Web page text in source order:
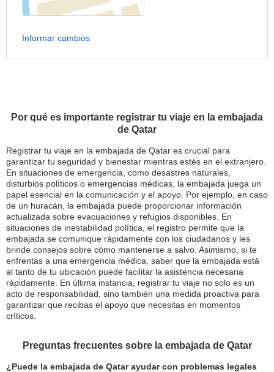
Por qué es importante registrar tu viaje en la embajada
de Qatar
Registrar tu viaje en la embajada de Qatar es crucial para
garantizar tu seguridad y bienestar mientras estés en el extranjero.
En situaciones de emergencia, como desastres naturales,
disturbios políticos o emergencias médicas, la embajada juega un
papel esencial en la comunicación y el apoyo. Por ejemplo, en caso
de un huracán, la embajada puede proporcionar información
actualizada sobre evacuaciones y refugios disponibles. En
situaciones de inestabilidad política, el registro permite que la
embajada se comunique rápidamente con los ciudadanos y les
brinde consejos sobre cómo mantenerse a salvo. Asimismo, si te
enfrentas a una emergencia médica, saber que la embajada está
al tanto de tu ubicación puede facilitar la asistencia necesaria
rápidamente. En última instancia, registrar tu viaje no solo es un
acto de responsabilidad, sino también una medida proactiva para
garantizar que recibas el apoyo que necesitas en momentos
críticos.
Preguntas frecuentes sobre la embajada de Qatar
¿Puede la embajada de Qatar ayudar con problemas legales
Informar cambios